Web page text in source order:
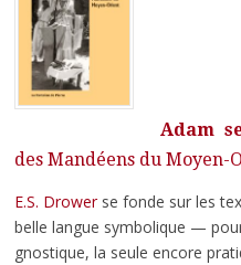
Adam
des Mandéens du Moyen-
E.S. Drowerse fonde sur les
belle langue symbolique —
gnostique, la seule encore